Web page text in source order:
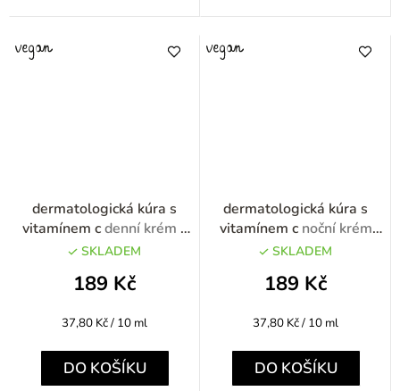
dermatologická kúra s
vitamínem cdenní krém s
vitamínem C 50ml
SKLADEM
189 Kč
Měrná
37,80 Kč / 10 ml
DO KOŠÍKU
dermatologická kúra s
vitamínem c noční krém
regenerační s vitamínem C
SKLADEM
189 Kč
Měrná
37,80 Kč / 10 ml
DO KOŠÍKU